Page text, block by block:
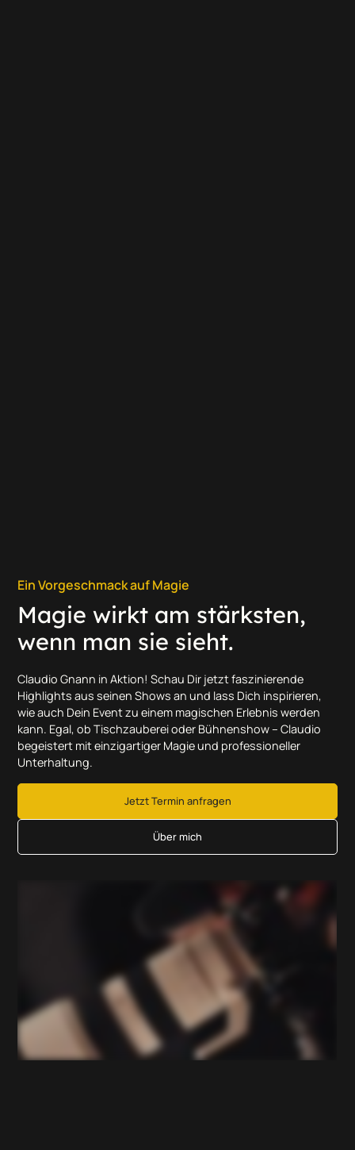
Ein Vorgeschmack auf Magie
Magie wirkt am stärksten,
wenn man sie sieht.
Claudio Gnann in Aktion! Schau Dir jetzt faszinierende
Highlights aus seinen Shows an und lass Dich inspirieren,
wie auch Dein Event zu einem magischen Erlebnis werden
kann. Egal, ob Tischzauberei oder Bühnenshow – Claudio
begeistert mit einzigartiger Magie und professioneller
Unterhaltung.
Jetzt Termin anfragen
Über mich